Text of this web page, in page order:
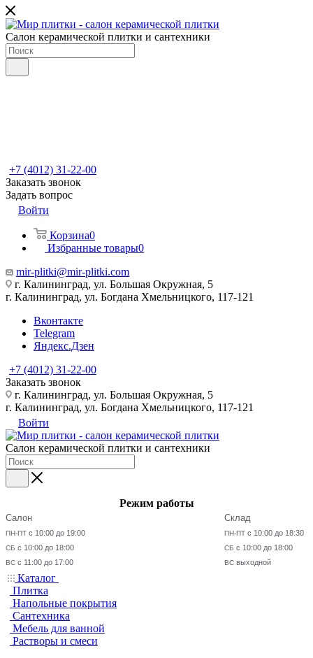
Салон керамической плитки и сантехники
+7 (4012) 31-22-00
Заказать звонок
Задать вопрос
Войти
Корзина0
Избранные товары0
mir-plitki@mir-plitki.com
г. Калининград, ул. Большая Окружная, 5
г. Калининград, ул. Богдана Хмельницкого, 117-121
Вконтакте
Telegram
Яндекс.Дзен
+7 (4012) 31-22-00
Заказать звонок
г. Калининград, ул. Большая Окружная, 5
г. Калининград, ул. Богдана Хмельницкого, 117-121
Войти
Салон керамической плитки и сантехники
Режим работы
Салон
ПН-ПТ с 10:00 до 19:00
СБ с 10:00 до 18:00
ВС с 11:00 до 17:00
Склад
ПН-ПТ с 10:00 до 18:30
СБ с 10:00 до 18:00
ВС выходной
Каталог
Плитка
Напольные покрытия
Сантехника
Мебель для ванной
Растворы и смеси